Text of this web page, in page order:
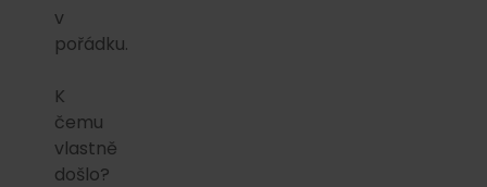
v
pořádku.
K
čemu
vlastně
došlo?